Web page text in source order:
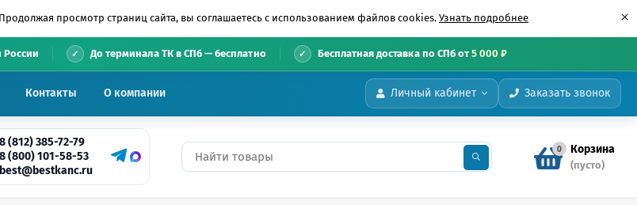
просмотр страниц сайта, вы соглашаетесь с использованием файлов cookies. Узнать подробнее ×
России До терминала ТК в СПб — бесплатно Бесплатная доставка по СПб от5 000 ₽
Личный кабинет Заказать звонок
Контакты О компании
8 (812) 385-72-79
8 (800) 101-58-53
best@bestkanc.ru
0 Корзина
(пусто)